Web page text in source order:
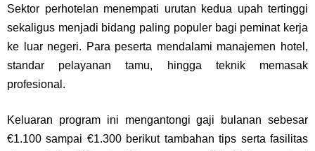
Sektor perhotelan menempati urutan kedua upah tertinggi
sekaligus menjadi bidang paling populer bagi peminat kerja
ke luar negeri. Para peserta mendalami manajemen hotel,
standar pelayanan tamu, hingga teknik memasak
profesional.
Keluaran program ini mengantongi gaji bulanan sebesar
€1.100 sampai €1.300 berikut tambahan tips serta fasilitas